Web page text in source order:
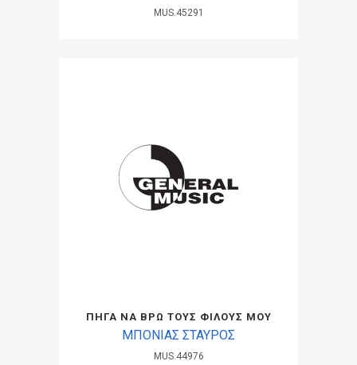
MUS.45291
ΠΗΓΑ ΝΑ ΒΡΩ ΤΟΥΣ ΦΙΛΟΥΣ ΜΟΥ
ΜΠΟΝΙΑΣ ΣΤΑΥΡΟΣ
MUS.44976